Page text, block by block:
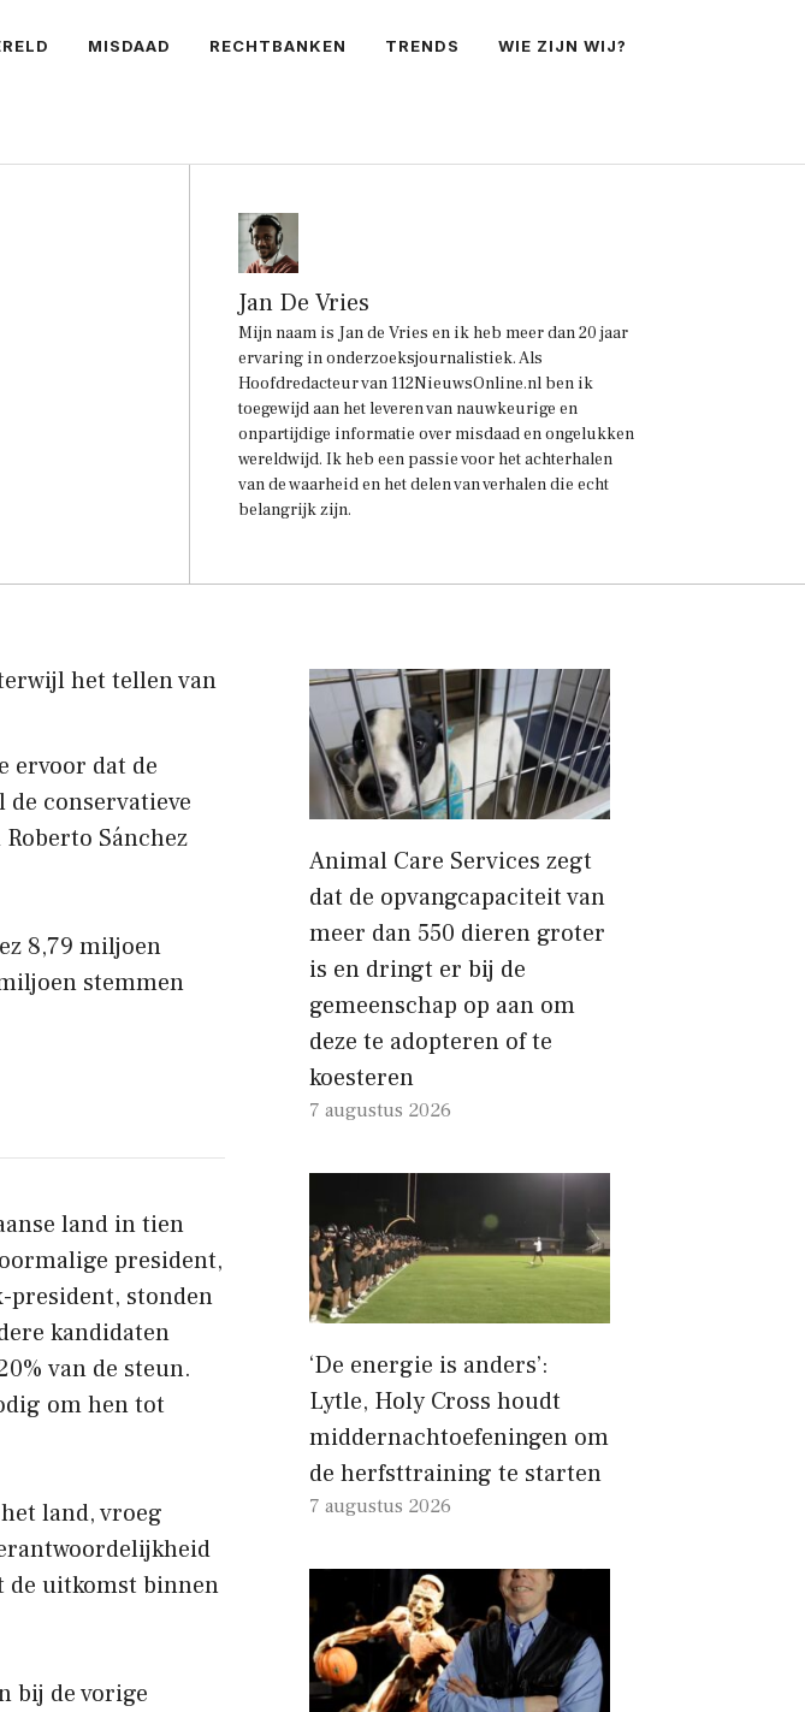
MISDAAD RECHTBANKEN TRENDS WIE ZIJN WIJ?
Jan De Vries
Mijn naam is Jan de Vries en ik heb meer dan 20 jaar
ervaring in onderzoeksjournalistiek. Als
Hoofdredacteur van 112NieuwsOnline.nl ben ik
toegewijd aan het leveren van nauwkeurige en
onpartijdige informatie over misdaad en ongelukken
wereldwijd. Ik heb een passie voor het achterhalen
van de waarheid en het delen van verhalen die echt
belangrijk zijn.
ervoor dat de
conservatieve
Sánchez
8,79 miljoen
stemmen
land in tien
president,
president, stonden
kandidaten
van de steun.
om hen tot
land, vroeg
de uitkomst binnen
bij de vorige
Animal Care Services zegt
dat de opvangcapaciteit van
meer dan 550 dieren groter
is en dringt er bij de
gemeenschap op aan om
deze te adopteren of te
koesteren
7 augustus 2026
‘De energie is anders’:
Lytle, Holy Cross houdt
middernachtoefeningen om
de herfsttraining te starten
7 augustus 2026